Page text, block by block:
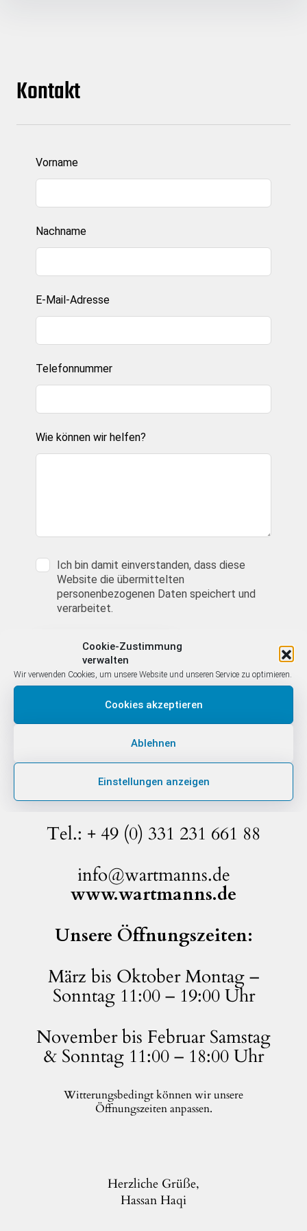
Cookie-Zustimmung
verwalten
Wir verwenden Cookies, um unsere Website und unseren Service zu optimieren.
Cookies akzeptieren
Ablehnen
Einstellungen anzeigen
Kontakt
Lass
dieses
Feld
Vorname
Nachname
E-Mail-Adresse
Telefonnummer
Wie können wir helfen?
Ich bin damit einverstanden, dass diese
Website die übermittelten
personenbezogenen Daten speichert und
verarbeitet.
Meine Frage senden
Hassan Haqi
Eismanufaktur und Café
Waldmüllerstraße 8
14482 Potsdam
Tel.: + 49 (0) 331 231 661 88
info@wartmanns.de
www.wartmanns.de
Unsere Öffnungszeiten:
März bis Oktober Montag –
Sonntag 11:00 – 19:00 Uhr
November bis Februar Samstag
& Sonntag 11:00 – 18:00 Uhr
Witterungsbedingt können wir unsere
Öffnungszeiten anpassen.
Herzliche Grüße,
Hassan Haqi